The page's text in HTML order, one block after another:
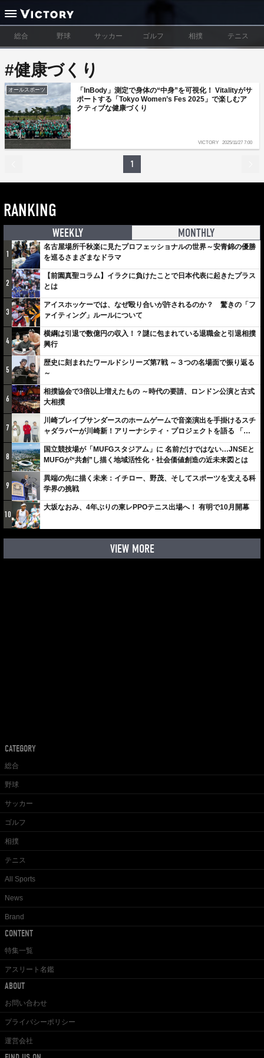
総合 野球 サッカー ゴルフ 相撲 テニス
#健康づくり
オールスポーツ
「InBody」測定で身体の“中身”を可視化！ Vitalityがサ
ポートする「Tokyo Women’s Fes 2025」で楽しむア
クティブな健康づくり
VICTORY 2025/11/27 7:00
1
RANKING
WEEKLY MONTHLY
1
名古屋場所千秋楽に見たプロフェッショナルの世界～安青錦の優勝
を巡るさまざまなドラマ
2
【前園真聖コラム】イラクに負けたことで日本代表に起きたプラス
とは
3
アイスホッケーでは、なぜ殴り合いが許されるのか？ 驚きの「フ
ァイティング」ルールについて
4
横綱は引退で数億円の収入！？謎に包まれている退職金と引退相撲
興行
5
歴史に刻まれたワールドシリーズ第7戦 ～３つの名場面で振り返る
～
6
相撲協会で3倍以上増えたもの ～時代の要請、ロンドン公演と古式
大相撲
7
川崎ブレイブサンダースのホームゲームで音楽演出を手掛けるスチ
ャダラパーが川崎新！アリーナシティ・プロジェクトを語る 「楽
しみでしかないでしょ。川崎は、ずっと成長曲線だから」
8
国立競技場が「MUFGスタジアム」に 名前だけではない…JNSEと
MUFGが“共創”し描く地域活性化・社会価値創造の近未来図とは
9
異端の先に描く未来：イチロー、野茂、そしてスポーツを支える科
学界の挑戦
10
大坂なおみ、4年ぶりの東レPPOテニス出場へ！ 有明で10月開幕
VIEW MORE
CATEGORY
総合
野球
サッカー
ゴルフ
相撲
テニス
All Sports
News
Brand
CONTENT
特集一覧
アスリート名鑑
ABOUT
お問い合わせ
プライバシーポリシー
運営会社